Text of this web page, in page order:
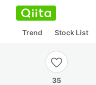
Trend Stock List
35